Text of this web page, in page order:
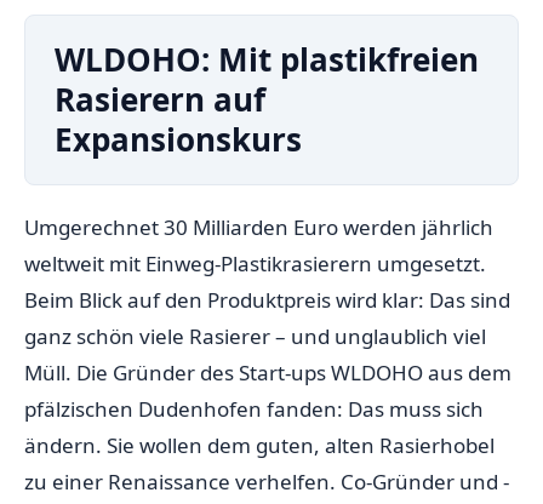
WLDOHO: Mit plastikfreien
Rasierern auf
Expansionskurs
Umgerechnet 30 Milliarden Euro werden jährlich
weltweit mit Einweg-Plastikrasierern umgesetzt.
Beim Blick auf den Produktpreis wird klar: Das sind
ganz schön viele Rasierer – und unglaublich viel
Müll. Die Gründer des Start-ups WLDOHO aus dem
pfälzischen Dudenhofen fanden: Das muss sich
ändern. Sie wollen dem guten, alten Rasierhobel
zu einer Renaissance verhelfen. Co-Gründer und -